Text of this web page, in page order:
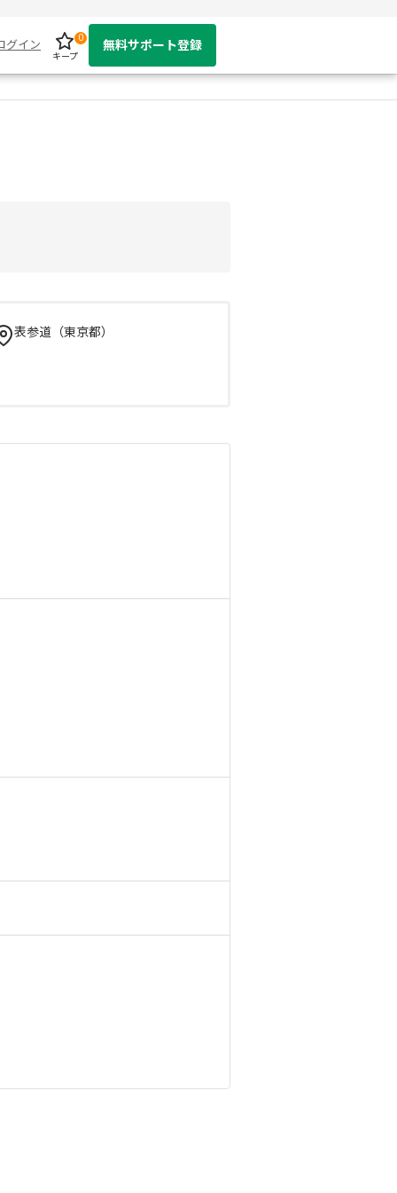
グイン
キープ
0
無料サポート登録
表参道（東京都）